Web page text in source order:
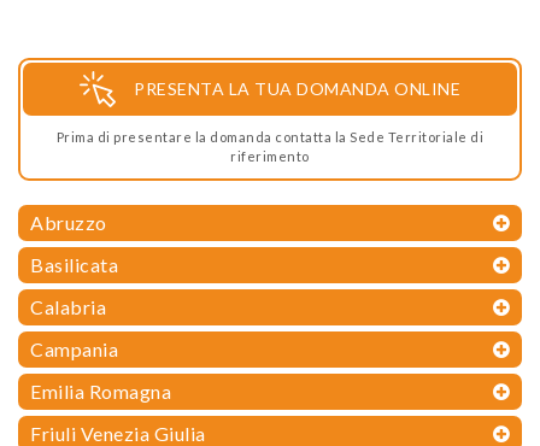
PRESENTA LA TUA DOMANDA ONLINE
Prima di presentare la domanda contatta la Sede Territoriale di
riferimento
Abruzzo
Basilicata
Calabria
Campania
Emilia Romagna
Friuli Venezia Giulia